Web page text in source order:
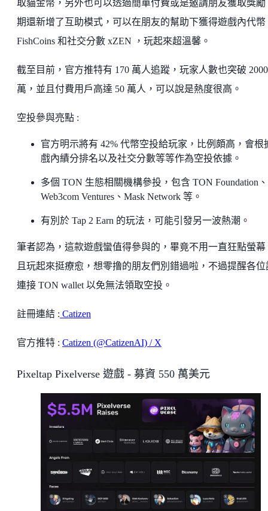
取貓金幣，另外也可以透過簡單付費或是邀請朋友獲取獎勵
期還新增了互助模式，可以在朋友的幫助下獲得遊戲內代幣
FishCoins 和社交分數 xZEN ，玩起來超溫馨。
截至目前，官方推特有 170 萬人追蹤，玩家人數也突破 2000
萬，並且付費用戶高達 50 萬人，可以說是熱度很高。
空投參與亮點 :
官方明示將有 42% 代幣空投給玩家，比例頗高，會根
戲內績分排名以及社交分數等等作為空投依據。
多個 TON 生態相關機構參投，包含 TON Foundation、
Web3com Ventures、Mask Network 等。
有別於 Tap 2 Earn 的玩法，可能引發另一波熱潮。
筆者認為，這款遊戲蠻值得參與的，畢竟不用一直狂點螢幕
且玩起來挺療愈，想零撸的朋友們別錯過啦，不過提醒各位
連接 TON wallet 以免無法領取空投。
註冊連結 : Catizen
官方推特 : Catizen (@CatizenAI) / X
Pixeltap Pixelverse 遊戲 - 募資 550 萬美元